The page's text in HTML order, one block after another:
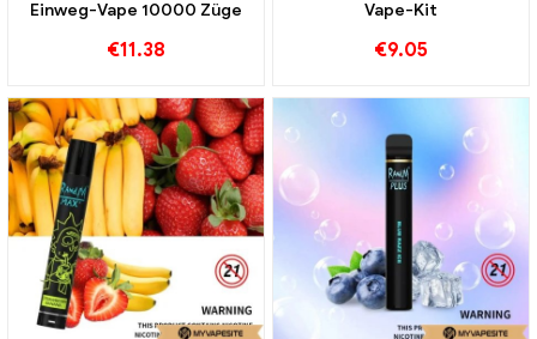
Einweg-Vape 10000 Züge
€11.38
Vape-Kit
€9.05